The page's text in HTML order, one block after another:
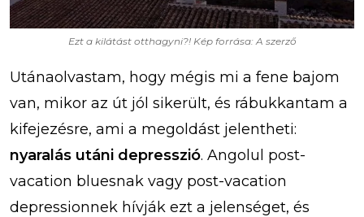
Ezt a kilátást otthagyni?! Kép forrása: A szerző
Utánaolvastam, hogy mégis mi a fene bajom
van, mikor az út jól sikerült, és rábukkantam a
kifejezésre, ami a megoldást jelentheti:
nyaralás utáni depresszió. Angolul post-
vacation bluesnak vagy post-vacation
depressionnek hívják ezt a jelenséget, és